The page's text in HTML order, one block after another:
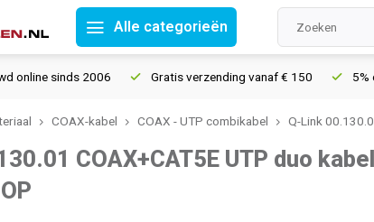
Alle categorieën
sinds 2006 Gratis verzending vanaf € 150 5%
COAX-kabel COAX - UTP combikabel Q-Link
COAX+CAT5E UTP duo